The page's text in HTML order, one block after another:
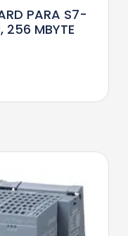
PARA S7-
256 MBYTE